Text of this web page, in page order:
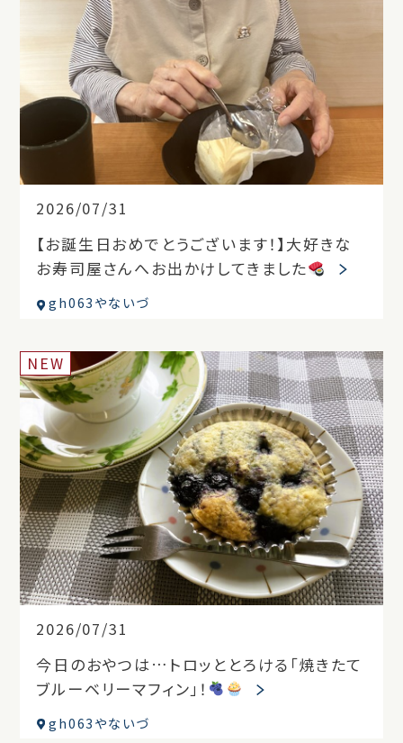
2026/07/31
【お誕生日おめでとうございます！】大好きな
お寿司屋さんへお出かけしてきました
gh063やないづ
2026/07/31
NEW
今日のおやつは…トロッととろける「焼きたて
ブルーベリーマフィン」！
gh063やないづ